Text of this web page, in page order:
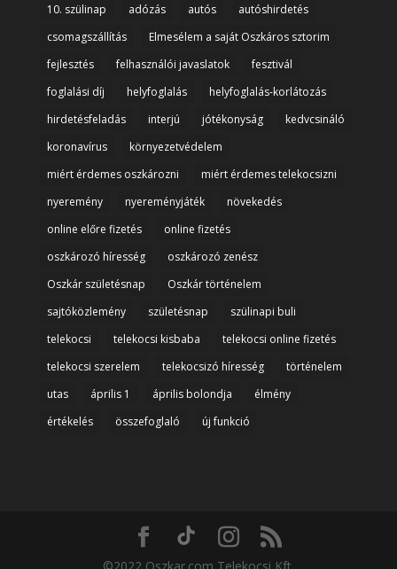
10. szülinap adózás autós
autóshirdetés
csomagszállítás
Elmesélem a saját Oszkáros sztorim
fejlesztés
felhasználói javaslatok
fesztivál
foglalási díj
helyfoglalás
helyfoglalás-korlátozás
hirdetésfeladás
interjú jótékonyság
kedvcsináló
koronavírus
környezetvédelem
miért érdemes oszkározni
miért érdemes telekocsizni
nyeremény
nyereményjáték
növekedés
online előre fizetés
online fizetés
oszkározó híresség
oszkározó zenész
Oszkár születésnap
Oszkár történelem
sajtóközlemény
születésnap
szülinapi buli
telekocsi
telekocsi kisbaba
telekocsi online fizetés
telekocsi szerelem
telekocsizó híresség
történelem
utas
április 1 április bolondja
élmény
értékelés
összefoglaló új funkció